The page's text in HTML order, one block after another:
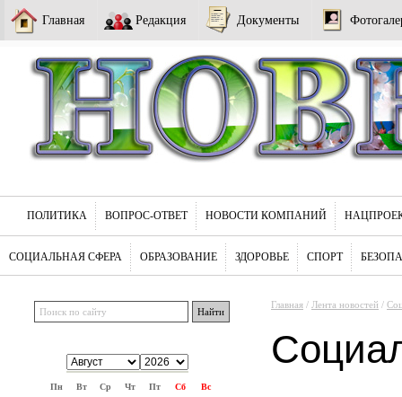
Главная Редакция Документы
ПОЛИТИКА ВОПРОС-ОТВЕТ НОВОСТИ КОМПАНИЙ
СОЦИАЛЬНАЯ СФЕРА ОБРАЗОВАНИЕ ЗДОРОВЬЕ СПОРТ
Пн Вт Ср Чт Пт Сб Вс
Главная / Лента новостей /